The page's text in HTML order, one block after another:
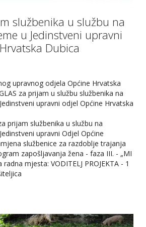
službenika u službu na
u Jedinstveni upravni
Dubica
upravnog odjela Općine Hrvatska
za prijam u službu službenika na
upravni odjel Općine Hrvatska
prijam službenika u službu na
upravni Odjel Općine
službenice za razdoblje trajanja
zapošljavanja žena - faza III. - „MI
mjesta: VODITELJ PROJEKTA - 1